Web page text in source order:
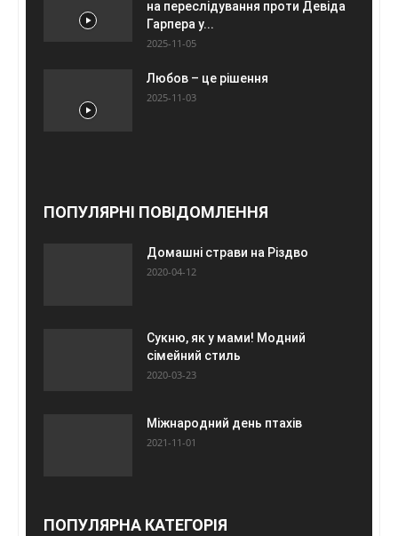
на переслідування проти Девіда
Гарпера у...
2025-11-05
Любов – це рішення
2025-11-03
ПОПУЛЯРНІ ПОВІДОМЛЕННЯ
Домашні страви на Різдво
2020-04-12
Сукню, як у мами! Модний
сімейний стиль
2020-03-23
Міжнародний день птахів
2021-11-01
ПОПУЛЯРНА КАТЕГОРІЯ